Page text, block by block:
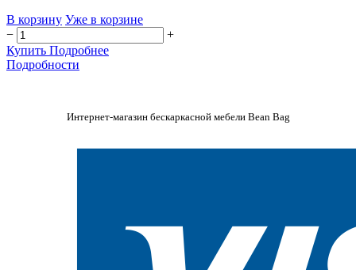
В корзину Уже в корзине
−
+
Купить Подробнее
Подробности
Интернет-магазин бескаркасной мебели Bean Bag